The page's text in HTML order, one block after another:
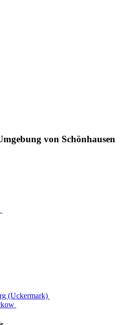
von Schönhausen
(Uckermark)